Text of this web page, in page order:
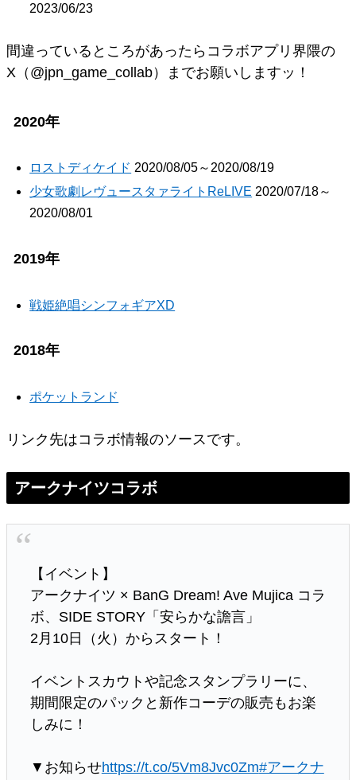
2023/06/23
間違っているところがあったらコラボアプリ界隈の
X（@jpn_game_collab）までお願いしますッ！
2020年
ロストディケイド 2020/08/05～2020/08/19
少女歌劇レヴュースタァライトReLIVE 2020/07/18～
2020/08/01
2019年
戦姫絶唱シンフォギアXD
2018年
ポケットランド
リンク先はコラボ情報のソースです。
アークナイツコラボ
【イベント】
アークナイツ × BanG Dream! Ave Mujica コラ
ボ、SIDE STORY「安らかな譫言」
2月10日（火）からスタート！
イベントスカウトや記念スタンプラリーに、
期間限定のパックと新作コーデの販売もお楽
しみに！
▼お知らせhttps://t.co/5Vm8Jvc0Zm#アークナ